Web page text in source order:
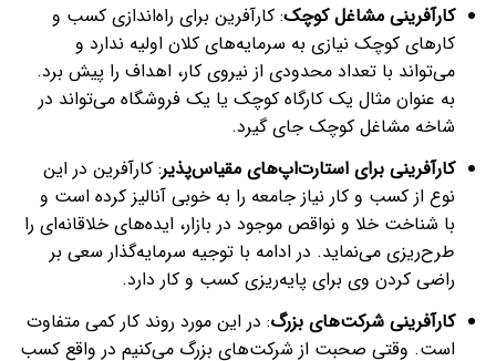
کارآفرینی مشاغل کوچک: کارآفرین برای راه‌اندازی کسب و
کارهای کوچک نیازی به سرمایه‌های کلان اولیه ندارد و
می‌تواند با تعداد محدودی از نیروی کار، اهداف را پیش برد.
به عنوان مثال یک کارگاه کوچک یا یک فروشگاه می‌تواند در
شاخه مشاغل کوچک جای گیرد.
کارآفرینی برای استارت‌اپ‌های مقیاس‌پذیر: کارآفرین در این
نوع از کسب و کار نیاز جامعه را به خوبی آنالیز کرده است و
با شناخت خلا و نواقص موجود در بازار، ایده‌های خلاقانه‌ای را
طرح‌ریزی می‌نماید. در ادامه با توجیه سرمایه‌گذار سعی بر
راضی کردن وی برای پایه‌ریزی کسب و کار دارد.
کارآفرینی شرکت‌های بزرگ: در این مورد روند کار کمی متفاوت
است. وقتی صحبت از شرکت‌های بزرگ می‌کنیم در واقع کسب